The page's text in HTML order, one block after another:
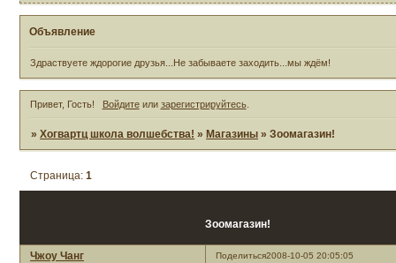
Объявление
Здраствуете ждорогие друзья...Не забываете заходить...мы ждём!
Привет, Гость! Войдитеили зарегистрируйтесь.
»Хогвартц школа волшебства! »Магазины »Зоомагазин!
Зоомагазин!
Страница:1
Поделиться2008-10-05 20:05:05
Чжоу Чанг